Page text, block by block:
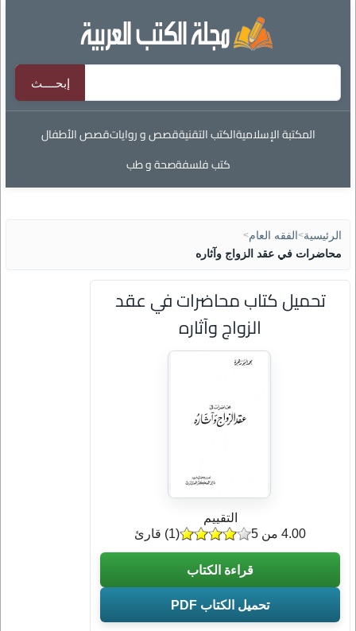
المكتبة الإسلاميةالكتب التقنيةقصص و رواياتقصص الأطفال
كتب فلسفةصحة و طب
الرئيسية> الفقه العام>
محاضرات في عقد الزواج وآثاره
تحميل كتاب محاضرات في عقد
الزواج وآثاره
التقييم
(
1) قارئ 4.00 من 5
قراءة الكتاب
تحميل الكتاب PDF